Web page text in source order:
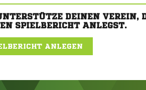
DEINEN
SPIELBERICHT ANLEGST.
ANLEGEN